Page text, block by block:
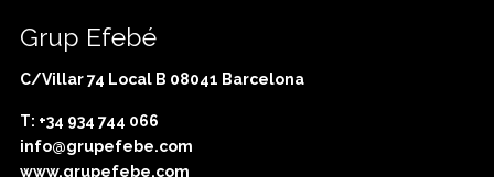
Grup Efebé
C/Villar 74 Local B 08041 Barcelona
T: +34 934 744 066
info@grupefebe.com
www.grupefebe.com